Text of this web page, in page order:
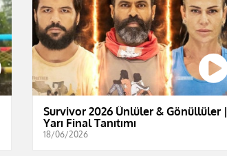
Survivor 2026 Ünlüler & Gönüllüler |
Yarı Final Tanıtımı
18/06/2026